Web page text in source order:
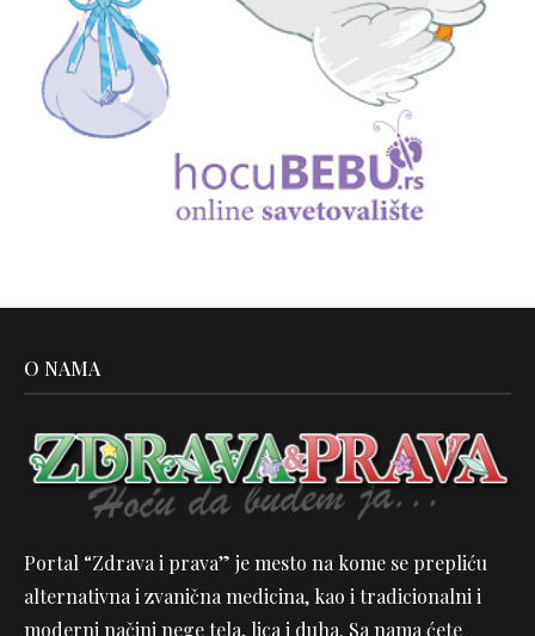
O NAMA
Portal “Zdrava i prava” je mesto na kome se prepliću
alternativna i zvanična medicina, kao i tradicionalni i
moderni načini nege tela, lica i duha. Sa nama ćete